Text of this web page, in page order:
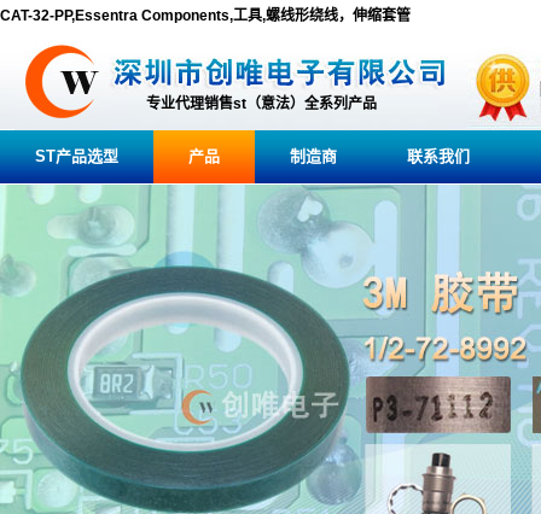
CAT-32-PP,Essentra Components,工具,螺线形绕线，伸缩套管
专业代理销售st（意法）全系列产品
ST产品选型 产品 制造商 联系我们